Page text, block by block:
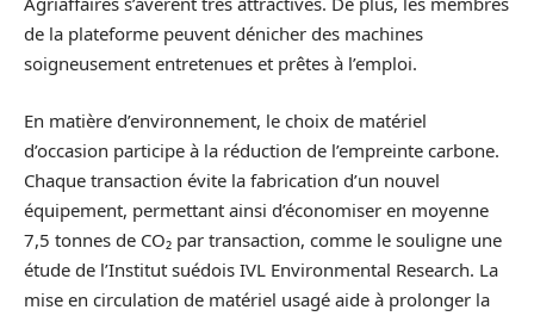
de la plateforme peuvent dénicher des machines
soigneusement entretenues et prêtes à l’emploi.
En matière d’environnement, le choix de matériel
d’occasion participe à la réduction de l’empreinte carbone.
Chaque transaction évite la fabrication d’un nouvel
équipement, permettant ainsi d’économiser en moyenne
7,5 tonnes de CO₂ par transaction, comme le souligne une
étude de l’Institut suédois IVL Environmental Research. La
mise en circulation de matériel usagé aide à prolonger la